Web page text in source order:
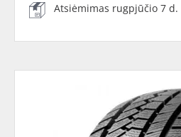
Atsiėmimas rugpjūčio 7 d.